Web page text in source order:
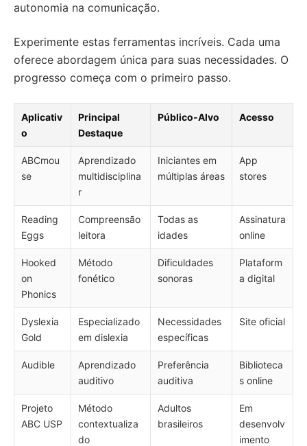
autonomia na comunicação.
Experimente estas ferramentas incríveis. Cada uma
oferece abordagem única para suas necessidades. O
progresso começa com o primeiro passo.
Aplicativ
o
Principal
Destaque
Público-Alvo Acesso
ABCmou
se
Aprendizado
multidisciplina
r
Iniciantes em
múltiplas áreas
App
stores
Reading
Eggs
Compreensão
leitora
Todas as
idades
Assinatura
online
Hooked
on
Phonics
Método
fonético
Dificuldades
sonoras
Plataform
a digital
Dyslexia
Gold
Especializado
em dislexia
Necessidades
específicas
Site oficial
Audible
Aprendizado
auditivo
Preferência
auditiva
Biblioteca
s online
Projeto
ABC USP
Método
contextualiza
do
Adultos
brasileiros
Em
desenvolv
imento